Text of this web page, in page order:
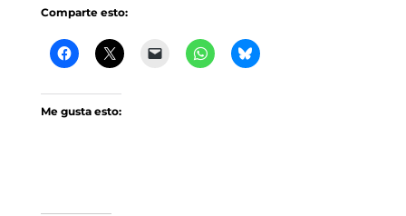
Comparte esto:
Me gusta esto: